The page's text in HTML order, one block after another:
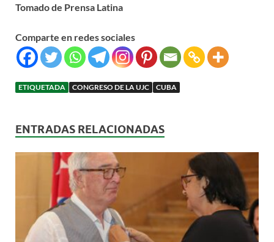
Tomado de Prensa Latina
Comparte en redes sociales
ETIQUETADA CONGRESO DE LA UJC CUBA
ENTRADAS RELACIONADAS